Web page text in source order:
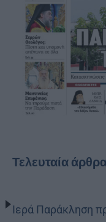
Τελευταία
Ιερά Παράκληση